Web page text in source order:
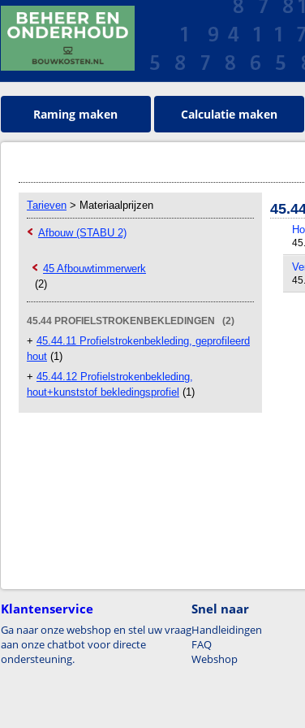
Raming maken Calculatie maken
Tarieven > Materiaalprijzen
Afbouw (STABU 2)
45 Afbouwtimmerwerk
(2)
45.44 PROFIELSTROKENBEKLEDINGEN (2)
+ 45.44.11 Profielstrokenbekleding, geprofileerd
hout (1)
+ 45.44.12 Profielstrokenbekleding,
hout+kunststof bekledingsprofiel (1)
Klantenservice
Ga naar onze webshop en stel uw vraag
aan onze chatbot voor directe
ondersteuning.
Snel naar
Handleidingen
FAQ
Webshop